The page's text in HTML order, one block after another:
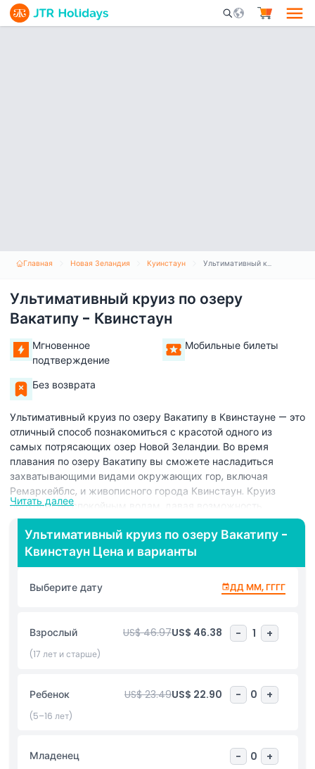
Mobile Search
Главная Новая Зеландия Куинстаун Ультимативный круиз по озеру Вакатипу - Квинстаун
Ультимативный круиз по озеру
Вакатипу - Квинстаун
Мгновенное
подтверждение
Мобильные билеты
Без возврата
Ультимативный круиз по озеру Вакатипу в Квинстауне — это
отличный способ познакомиться с красотой одного из
самых потрясающих озер Новой Зеландии. Во время
плавания по озеру Вакатипу вы сможете насладиться
захватывающими видами окружающих гор, включая
Ремаркейблс, и живописного города Квинстаун. Круиз
проходит по спокойным водам, давая возможность
расслабиться и насладиться великолепными пейзажами.
Вы также проплывете мимо красивых островов и
исторических мест, узнавая о богатой истории региона.
Ультимативный круиз по озеру Вакатипу идеально подходит
тем, кто хочет увидеть красоту Квинстауна с нового
ракурса. Будь вы местным жителем или туристом, этот
природными чудесами Квинстауна. Наслаждайтесь
спокойной атмосферой и максимально используйте время
на озере Вакатипу. Ультимативный круиз по озеру Вакатипу
Основные моменты
Включено
Читать далее
Ультимативный круиз по озеру Вакатипу -
Квинстаун Цена и варианты
Выберите дату ДД ММ, ГГГГ
Взрослый US$ 46.97US$ 46.38 - 1 +
(17 лет и старше)
Ребенок US$ 23.49US$ 22.90 - 0 +
(5–16 лет)
Младенец - 0 +